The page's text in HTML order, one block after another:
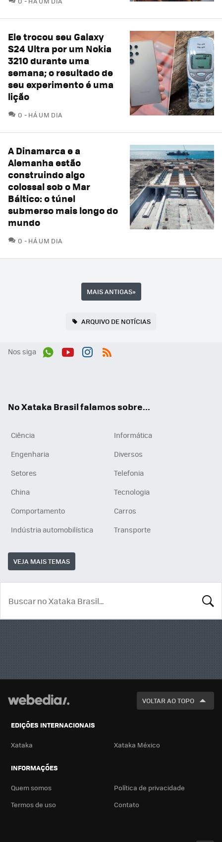
Ele trocou seu Galaxy
S24 Ultra por um Nokia
3210 durante uma
semana; o resultado de
seu experimento é uma
lição
0 COMENTÁRIOS
HÁ UM DIA
A Dinamarca e a
Alemanha estão
construindo algo
colossal sob o Mar
Báltico: o túnel
submerso mais longo do
mundo
0 COMENTÁRIOS
HÁ UM DIA
MAIS ANTIGAS»
ARQUIVO DE NOTÍCIAS
Nos siga
No Xataka Brasil falamos sobre...
Ciência
Informática
Engenharia
Diversos
Setores
Telefonia
China
Tecnologia
Comportamento
Carros
Indústria automobilística
Transporte
VEJA MAIS TEMAS
VOLTAR AO TOPO
EDIÇÕES INTERNACIONAIS
Xataka Xataka México
INFORMAÇÕES
Quem somos
Política de privacidade
Termos de uso
Contato